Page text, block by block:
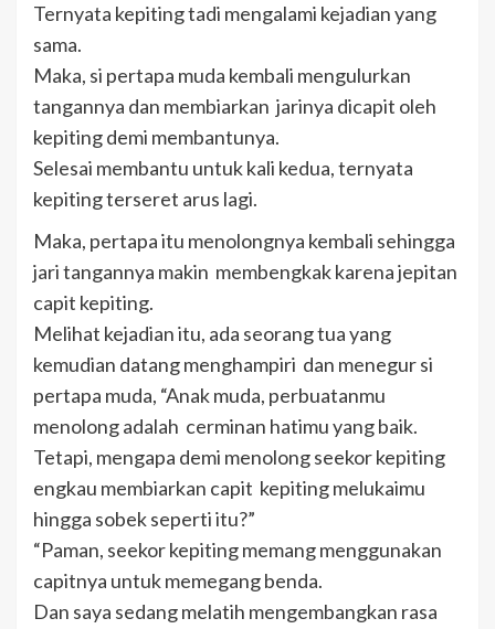
Ternyata kepiting tadi mengalami kejadian yang
sama.
Maka, si pertapa muda kembali mengulurkan
tangannya dan membiarkan jarinya dicapit oleh
kepiting demi membantunya.
Selesai membantu untuk kali kedua, ternyata
kepiting terseret arus lagi.
Maka, pertapa itu menolongnya kembali sehingga
jari tangannya makin membengkak karena jepitan
capit kepiting.
Melihat kejadian itu, ada seorang tua yang
kemudian datang menghampiri dan menegur si
pertapa muda, “Anak muda, perbuatanmu
menolong adalah cerminan hatimu yang baik.
Tetapi, mengapa demi menolong seekor kepiting
engkau membiarkan capit kepiting melukaimu
hingga sobek seperti itu?”
“Paman, seekor kepiting memang menggunakan
capitnya untuk memegang benda.
Dan saya sedang melatih mengembangkan rasa